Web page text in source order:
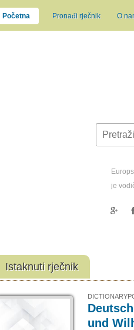
Početna Pronađi rječnik O
je
Istaknuti rječnik
und